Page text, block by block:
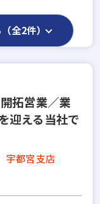
全2件）
拓営業／業
迎える当社で
宇都宮支店